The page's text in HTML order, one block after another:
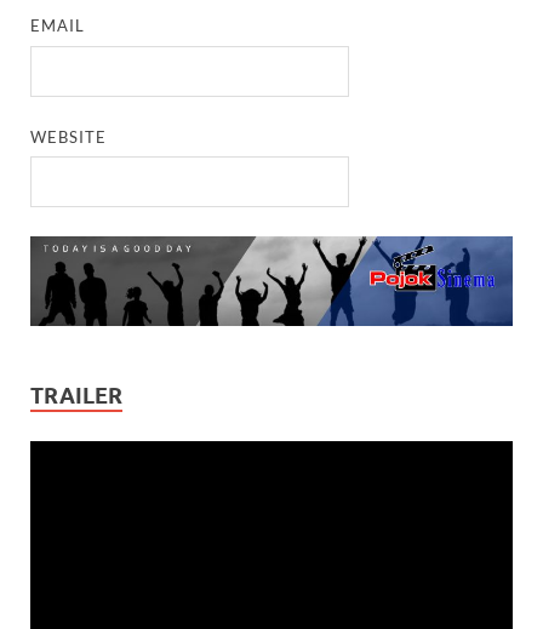
EMAIL
WEBSITE
TRAILER